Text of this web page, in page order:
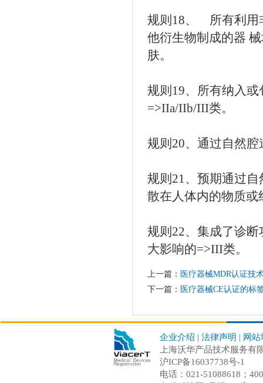
规则18、 所有利用
他衍生物制成的器
肤。
规则19、所有纳入
=>IIa/IIb/III类。
规则20、通过自然
规则21、预期通过
散在人体内的物质
规则22、集成了诊
大影响的=>III类。
上一篇： 医疗器械MDR认证技
下一篇： 医疗器械CE认证的标
企业介绍 | 法律声明 | 网站
上海沃华产品技术服务有
沪ICP备16037738号-1
电话：021-51088618；